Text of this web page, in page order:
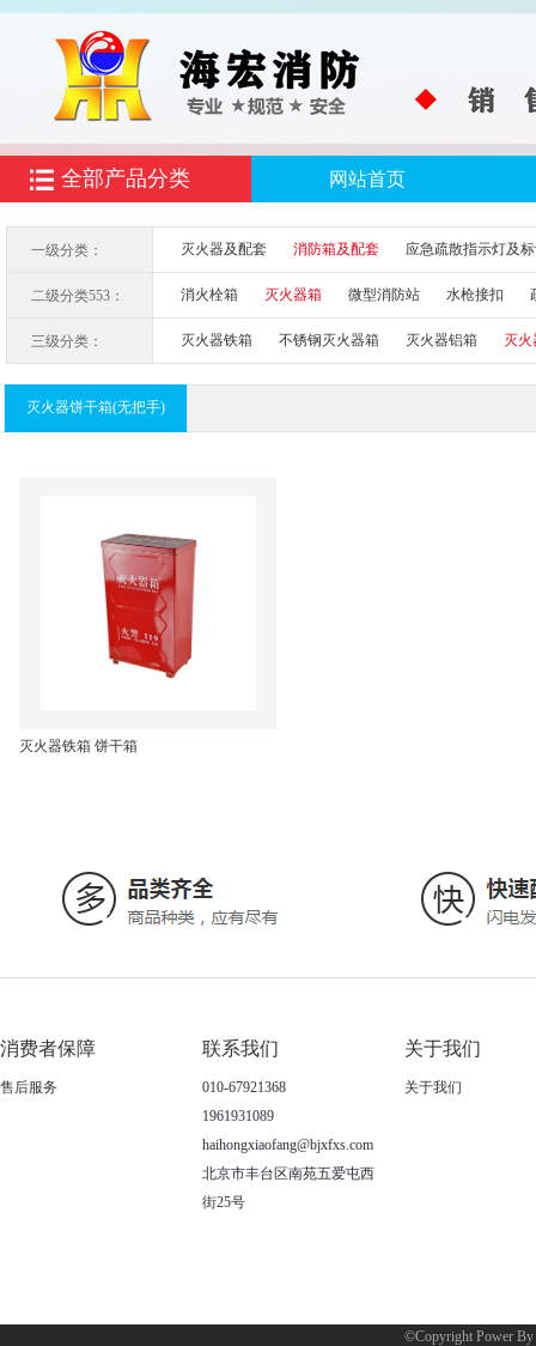
全部产品分类 网站首页
一级分类： 灭火器及配套 消防箱及配套 应急疏散指示灯及
二级分类553： 消火栓箱 灭火器箱 微型消防站 水枪接扣
三级分类： 灭火器铁箱 不锈钢灭火器箱 灭火器铝箱 灭
灭火器饼干箱(无把手)
灭火器铁箱 饼干箱
消费者保障
售后服务
联系我们
010-67921368
1961931089
haihongxiaofang@bjxfxs.com
北京市丰台区南苑五爱屯西
街25号
关于我们
关于我们
©Copyright Power By